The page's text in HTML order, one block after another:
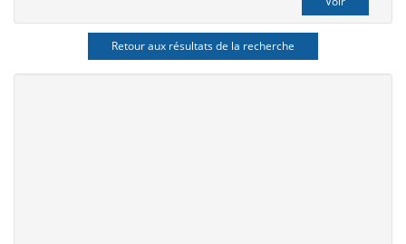
Retour aux résultats de la recherche